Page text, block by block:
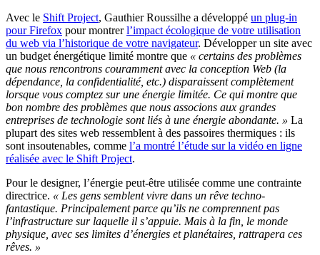
Avec le Shift Project, Gauthier Roussilhe a développé un plug-in
pour Firefox pour montrerl’impact écologique de votre utilisation
du web via l’historique de votre navigateur. Développer un site avec
un budget énergétique limité montre que « certains des problèmes
que nous rencontrons couramment avec la conception Web (la
dépendance, la confidentialité, etc.) disparaissent complètement
lorsque vous comptez sur une énergie limitée. Ce qui montre que
bon nombre des problèmes que nous associons aux grandes
entreprises de technologie sont liés à une énergie abondante. » La
plupart des sites web ressemblent à des passoires thermiques : ils
sont insoutenables, comme l’a montré l’étude sur la vidéo en ligne
réalisée avec le Shift Project.
Pour le designer, l’énergie peut-être utilisée comme une contrainte
directrice. « Les gens semblent vivre dans un rêve techno-
fantastique. Principalement parce qu’ils ne comprennent pas
l’infrastructure sur laquelle il s’appuie. Mais à la fin, le monde
physique, avec ses limites d’énergies et planétaires, rattrapera ces
rêves. »